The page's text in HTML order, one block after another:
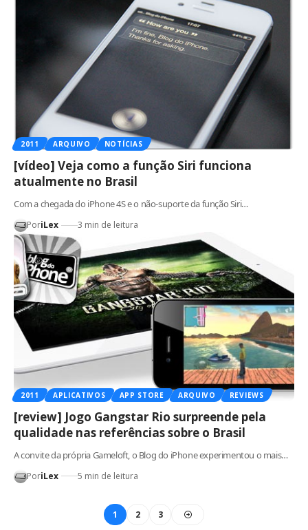
2011 ARQUIVO NOTÍCIAS
[vídeo] Veja como a função Siri funciona
atualmente no Brasil
Com a chegada do iPhone 4S e o não-suporte da função Siri…
PoriLex 3 min de leitura
2011 APLICATIVOS APP STORE ARQUIVO REVIEWS
[review] Jogo Gangstar Rio surpreende pela
qualidade nas referências sobre o Brasil
A convite da própria Gameloft, o Blog do iPhone experimentou o mais…
PoriLex 5 min de leitura
1 2 3